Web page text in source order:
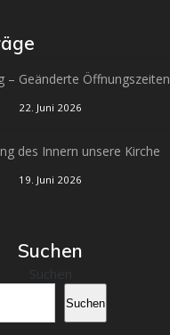
– Geänderte Öffnungszeiten
22. Juni 2026
des Innern unsere Kirche
19. Juni 2026
Suchen
Suchen